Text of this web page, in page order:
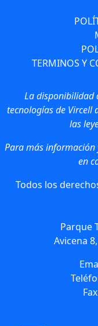
TERMINOS Y
La disponibilidad
tecnologías de Vircell
las
Para más
en
Todos los
Parque
Avicena